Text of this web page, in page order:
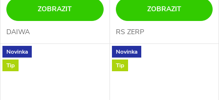
ZOBRAZIT
DAIWA
ZOBRAZIT
RS ZERP
Novinka
Tip
Novinka
Tip